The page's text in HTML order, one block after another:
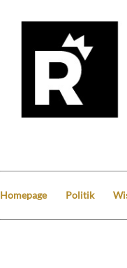
Homepage Politik